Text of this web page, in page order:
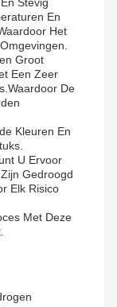
Stevig
En
Het
Groot
Een Zeer
De
Kleuren En
U Ervoor
Gedroogd
Elk Risico
Met Deze